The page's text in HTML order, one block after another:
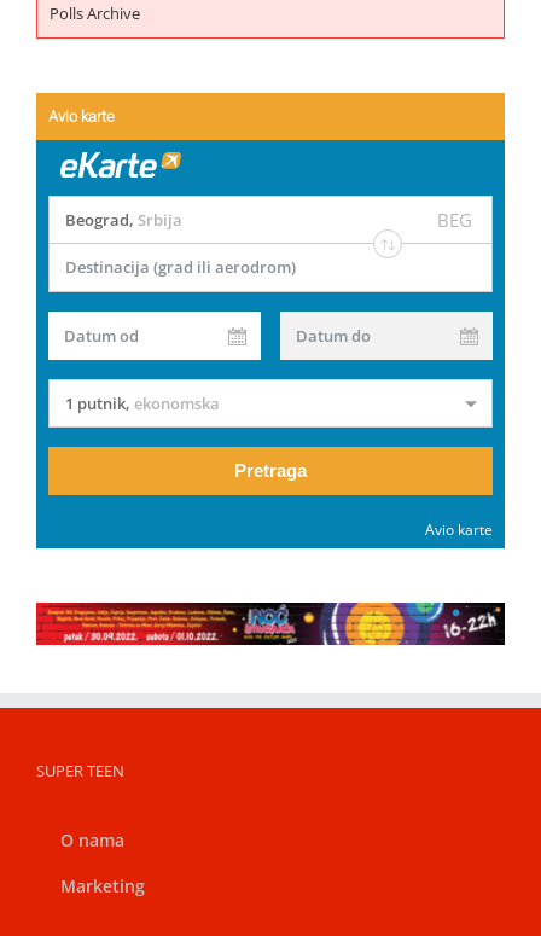
Polls Archive
Avio karte
Beograd, Srbija BEG
Destinacija (grad ili aerodrom)
Datum od Datum do
1 putnik, ekonomska
Pretraga
Avio karte
SUPER TEEN
O nama
Marketing